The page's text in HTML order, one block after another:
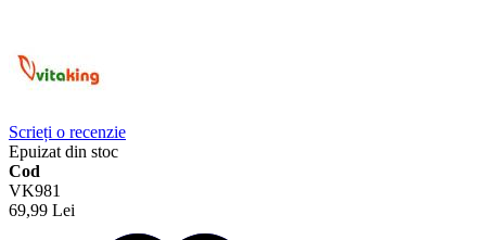
Scrieți o recenzie
Epuizat din stoc
Cod
VK981
69,99 Lei